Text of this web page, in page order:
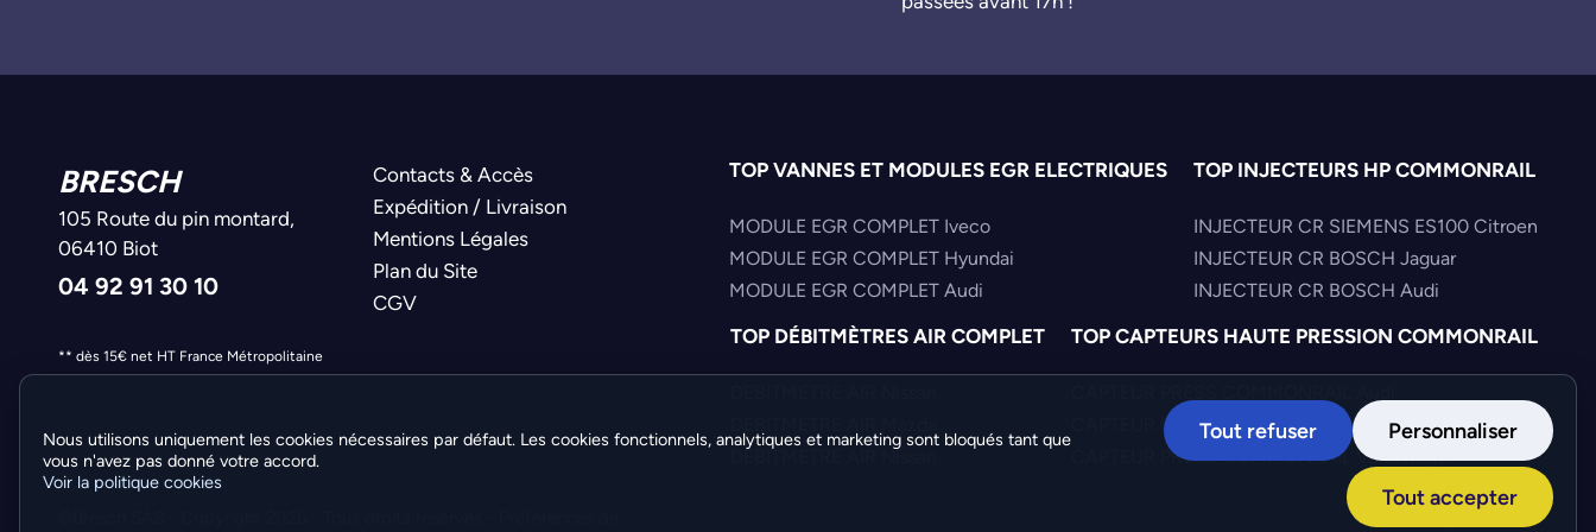
8H0906261A
BRESCH
105 Route du pin montard,
06410 Biot
04 92 91 30 10
Contacts & Accès
Expédition / Livraison
Mentions Légales
Plan du Site
CGV
** dès 15€ net HT France Métropolitaine
TOP VANNES ET MODULES EGR ELECTRIQUES
MODULE EGR COMPLET Iveco
MODULE EGR COMPLET Hyundai
MODULE EGR COMPLET Audi
TOP INJECTEURS HP COMMONRAIL
INJECTEUR CR SIEMENS ES100 Citroen
INJECTEUR CR BOSCH Jaguar
INJECTEUR CR BOSCH Audi
TOP DÉBITMÈTRES AIR COMPLET TOP CAPTEURS HAUTE PRESSION COMMONRAIL
CAPTEUR PRESS COMMONRAIL Hyundai
CAPTEUR PRESS COMMONRAIL Volkswagen
Création :
Nous utilisons uniquement les cookies nécessaires par défaut. Les cookies fonctionnels, analytiques et marketing sont bloqués tant que
vous n'avez pas donné votre accord.
Voir la politique cookies
Tout refuser Personnaliser
Tout accepter